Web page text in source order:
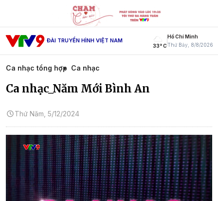
ĐÀI TRUYỀN HÌNH VIỆT NAM
33° C
Hồ Chí Minh
Thứ Bảy, 8/8/2026
Ca nhạc tổng hợp Ca nhạc
Ca nhạc_Năm Mới Bình An
Thứ Năm, 5/12/2024